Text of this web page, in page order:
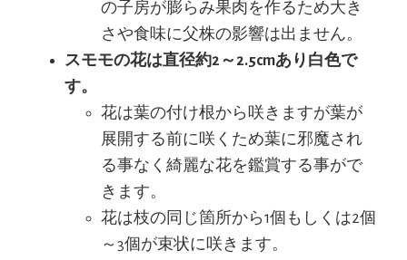
の子房が膨らみ果肉を作るため大き
さや食味に父株の影響は出ません。
スモモの花は直径約2～2.5cmあり白色で
す。
花は葉の付け根から咲きますが葉が
展開する前に咲くため葉に邪魔され
る事なく綺麗な花を鑑賞する事がで
きます。
花は枝の同じ箇所から1個もしくは2個
～3個が束状に咲きます。